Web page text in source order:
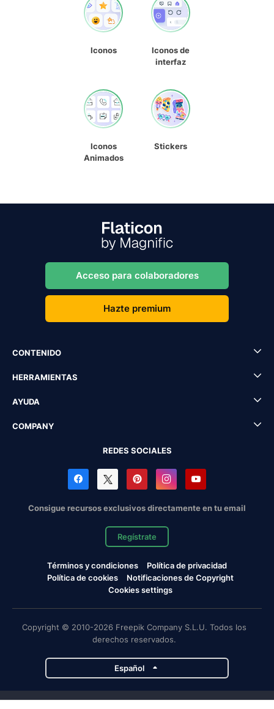
Iconos
Iconos de
interfaz
Iconos
Animados
Stickers
Acceso para colaboradores
Hazte premium
CONTENIDO
HERRAMIENTAS
AYUDA
COMPANY
REDES SOCIALES
Consigue recursos exclusivos directamente en tu email
Regístrate
Términos y condiciones
Política de privacidad
Política de cookies
Notificaciones de Copyright
Cookies settings
Copyright © 2010-2026 Freepik Company S.L.U. Todos los
derechos reservados.
Español